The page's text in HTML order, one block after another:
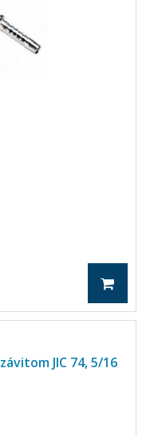
JIC 74, 5/16